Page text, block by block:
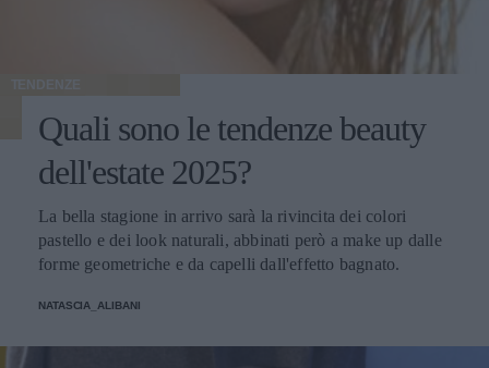
TENDENZE
Quali sono le tendenze beauty
dell'estate 2025?
La bella stagione in arrivo sarà la rivincita dei colori
pastello e dei look naturali, abbinati però a make up dalle
forme geometriche e da capelli dall'effetto bagnato.
NATASCIA_ALIBANI